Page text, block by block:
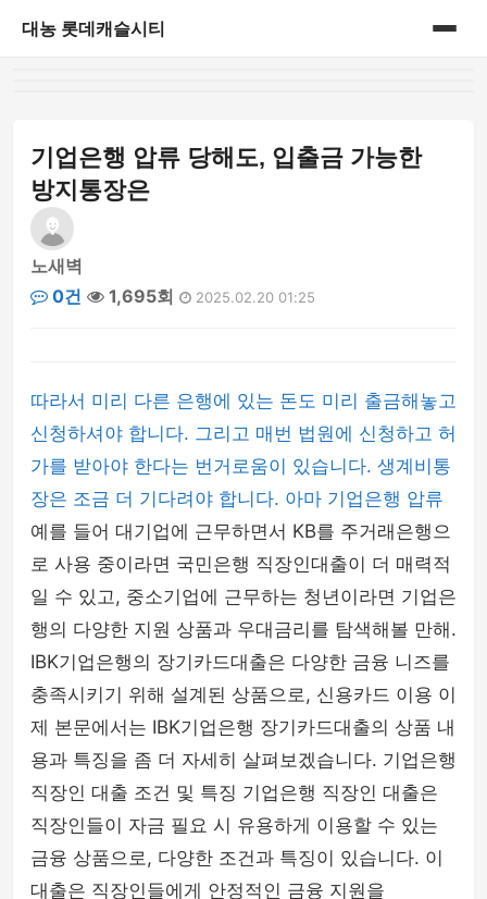
대농 롯데캐슬시티
기업은행 압류 당해도, 입출금 가능한
방지통장은
노새벽
0건
1,695회 2025.02.20 01:25
따라서 미리 다른 은행에 있는 돈도 미리 출금해놓고
신청하셔야 합니다. 그리고 매번 법원에 신청하고 허
가를 받아야 한다는 번거로움이 있습니다. 생계비통
장은 조금 더 기다려야 합니다. 아마 기업은행 압류
예를 들어 대기업에 근무하면서 KB를 주거래은행으
로 사용 중이라면 국민은행 직장인대출이 더 매력적
일 수 있고, 중소기업에 근무하는 청년이라면 기업은
행의 다양한 지원 상품과 우대금리를 탐색해볼 만해.
IBK기업은행의 장기카드대출은 다양한 금융 니즈를
충족시키기 위해 설계된 상품으로, 신용카드 이용 이
제 본문에서는 IBK기업은행 장기카드대출의 상품 내
용과 특징을 좀 더 자세히 살펴보겠습니다. 기업은행
직장인 대출 조건 및 특징 기업은행 직장인 대출은
직장인들이 자금 필요 시 유용하게 이용할 수 있는
금융 상품으로, 다양한 조건과 특징이 있습니다. 이
대출은 직장인들에게 안정적인 금융 지원을